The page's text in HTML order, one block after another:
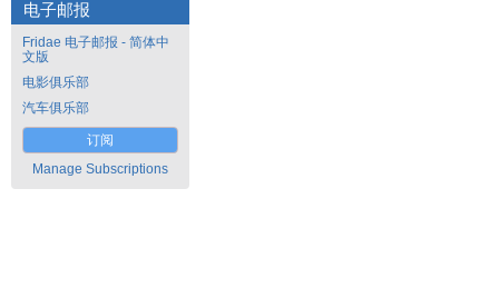
电子邮报
Fridae 电子邮报 - 简体中
文版
电影俱乐部
汽车俱乐部
订阅
Manage Subscriptions